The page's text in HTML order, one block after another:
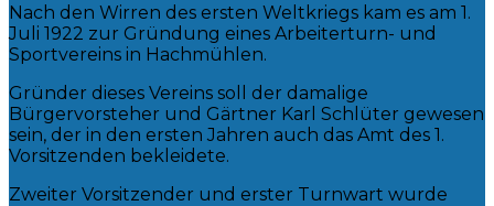
Nach den Wirren des ersten Weltkriegs kam es am 1.
Juli 1922 zur Gründung eines Arbeiterturn- und
Sportvereins in Hachmühlen.
Gründer dieses Vereins soll der damalige
Bürgervorsteher und Gärtner Karl Schlüter gewesen
sein, der in den ersten Jahren auch das Amt des 1.
Vorsitzenden bekleidete.
Zweiter Vorsitzender und erster Turnwart wurde